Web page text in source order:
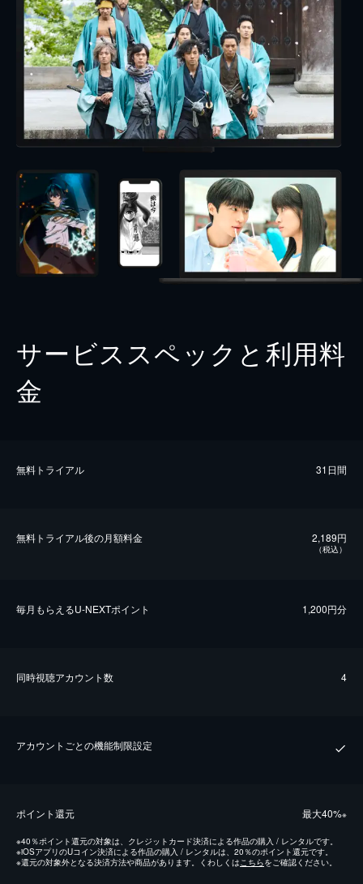
サービススペックと利用料
金
無料トライアル 31日間
無料トライアル後の⽉額料金 2,189円
（税込）
毎⽉もらえるU-NEXTポイント 1,200円分
同時視聴アカウント数 4
アカウントごとの機能制限設定
ポイント還元 最⼤40%※
※40％ポイント還元の対象は、クレジットカード決済による作品の購入 / レンタルです。
※iOSアプリのUコイン決済による作品の購入 / レンタルは、20％のポイント還元です。
※還元の対象外となる決済方法や商品があります。くわしくはこちらをご確認ください。